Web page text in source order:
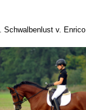
Schwalbenlust v.